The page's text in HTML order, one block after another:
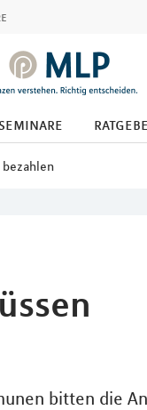
bitten die